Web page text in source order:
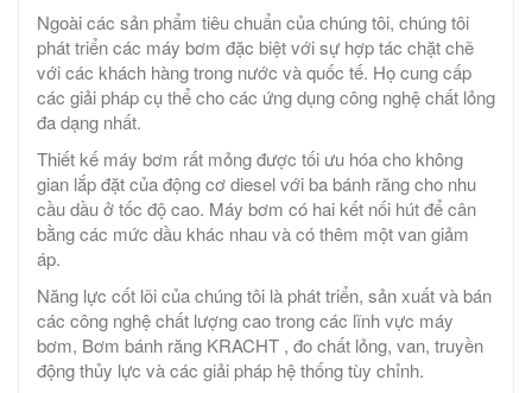
Ngoài các sản phẩm tiêu chuẩn của chúng tôi, chúng tôi
phát triển các máy bơm đặc biệt với sự hợp tác chặt chẽ
với các khách hàng trong nước và quốc tế. Họ cung cấp
các giải pháp cụ thể cho các ứng dụng công nghệ chất lỏng
đa dạng nhất.
Thiết kế máy bơm rất mỏng được tối ưu hóa cho không
gian lắp đặt của động cơ diesel với ba bánh răng cho nhu
cầu dầu ở tốc độ cao. Máy bơm có hai kết nối hút để cân
bằng các mức dầu khác nhau và có thêm một van giảm
áp.
Năng lực cốt lõi của chúng tôi là phát triển, sản xuất và bán
các công nghệ chất lượng cao trong các lĩnh vực máy
bơm, Bơm bánh răng KRACHT , đo chất lỏng, van, truyền
động thủy lực và các giải pháp hệ thống tùy chỉnh.